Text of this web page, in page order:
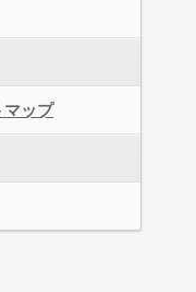
ップ